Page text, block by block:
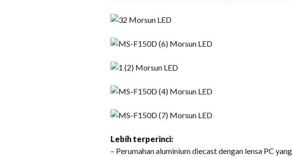
Lebih terperinci:
– Perumahan aluminium diecast dengan lensa PC